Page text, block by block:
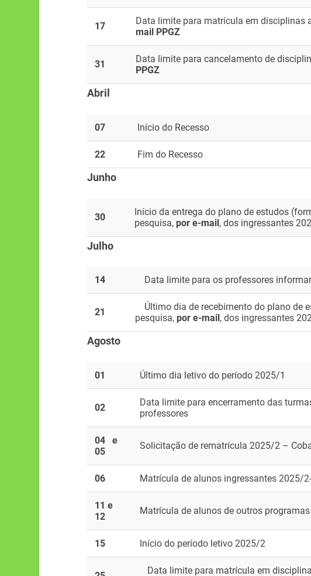
17 Data limite para matrícula em disciplinas
mail PPGZ
31 Data limite para cancelamento de
PPGZ
Abril
07 Início do Recesso
22 Fim do Recesso
Junho
30
Início da entrega do plano de estudos
pesquisa, por e-mail, dos ingressantes
Julho
14 Data limite para os professores
21
Último dia de recebimento do plano de
pesquisa, por e-mail , dos ingressantes
Agosto
01 Último dia letivo do período 2025/1
02
Data limite para encerramento das
professores
04 e
05
Solicitação de rematrícula 2025/2 –
06 Matrícula de alunos ingressantes 2025/
11 e
12
Matrícula de alunos de outros
15 Início do período letivo 2025/2
Data limite para matrícula em